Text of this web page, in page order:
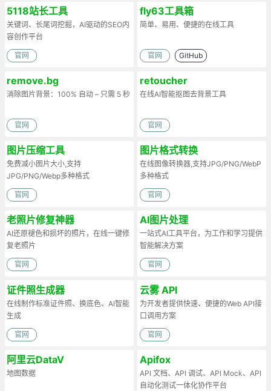
5118站长工具
关键词、长尾词挖掘，AI驱动的SEO内
容创作平台
官网
fly63工具箱
简单、易用、便捷的在线工具
官网 GitHub
remove.bg
消除图片背景：100% 自动 – 只需 5 秒
官网
retoucher
在线AI智能抠图去背景工具
官网
图片压缩工具
免费减小图片大小,支持
JPG/PNG/Webp多种格式
官网
图片格式转换
在线图像转换器,支持JPG/PNG/WebP
多种格式
官网
老照片修复神器
AI还原褪色和损坏的照片，在线一键修
复老照片
官网
AI图片处理
一站式AI工具平台，为工作和学习提供
智能解决方案
官网
证件照生成器
在线制作标准证件照、换底色、AI智能
生成
官网
云雾 API
为开发者提供快速、便捷的Web API接
口调用方案
官网
阿里云DataV
地图数据
Apifox
API 文档、API 调试、API Mock、API
自动化测试一体化协作平台